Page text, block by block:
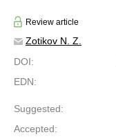
Review article
Zotikov N. Z.
DOI:
EDN:
Suggested:
Accepted: